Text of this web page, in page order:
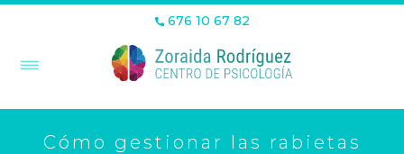
676 10 67 82
Cómo gestionar las rabietas